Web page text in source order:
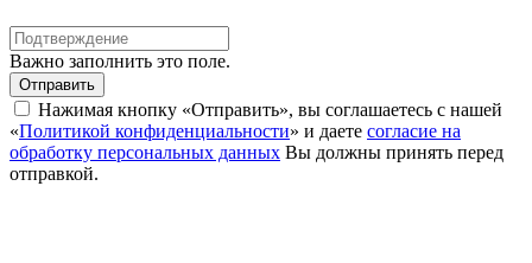
Важно заполнить это поле.
Отправить
Нажимая кнопку «Отправить», вы соглашаетесь с нашей
«Политикой конфиденциальности» и даете согласие на
обработку персональных данных Вы должны принять перед
отправкой.